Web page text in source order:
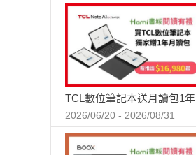
TCL數位筆記本送月讀包1年
2026/06/20 - 2026/08/31